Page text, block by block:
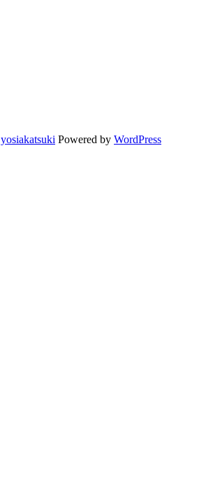
yosiakatsuki Powered by WordPress